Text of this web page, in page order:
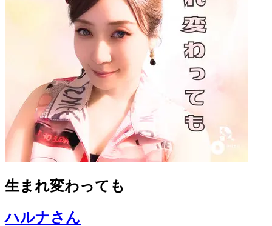
生まれ変わっても
ハルナさん